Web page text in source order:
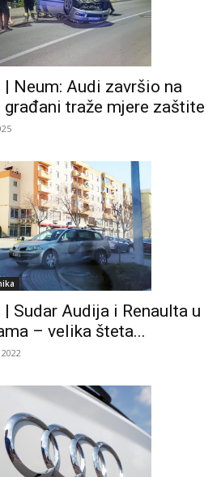
| Neum: Audi završio na
građani traže mjere zaštite
| Sudar Audija i Renaulta u
– velika šteta...